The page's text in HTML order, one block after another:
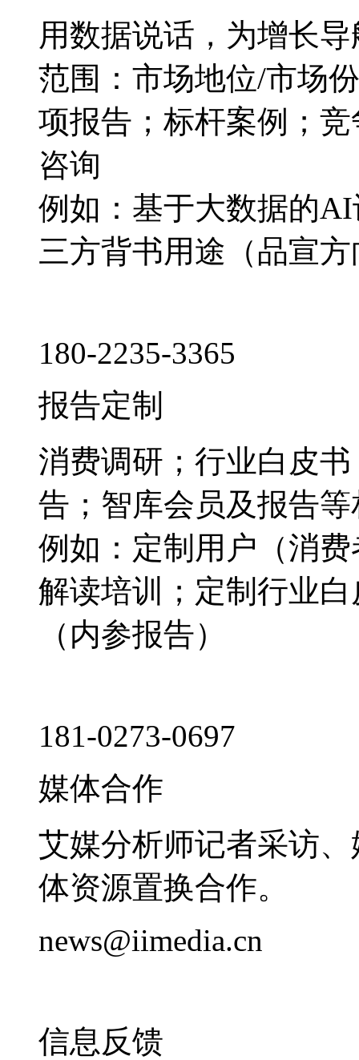
用数据说话，为增长导
范围：市场地位/市场
项报告；标杆案例；
咨询
例如：基于大数据的
三方背书用途（品宣
180-2235-3365
报告定制
消费调研；行业白皮
告；智库会员及报告
例如：定制用户（消
解读培训；定制行业
（内参报告）
181-0273-0697
媒体合作
艾媒分析师记者采访
体资源置换合作。
news@iimedia.cn
信息反馈